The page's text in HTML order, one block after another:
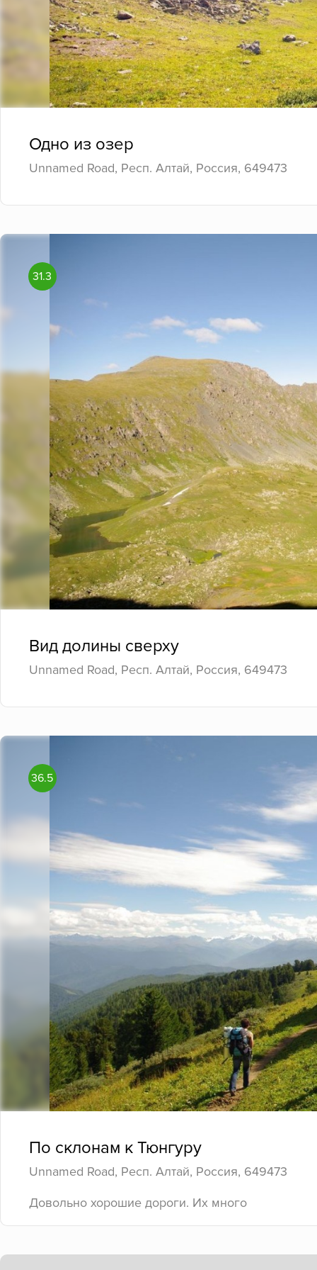
Одно из озер
Unnamed Road, Респ. Алтай, Россия, 649473
31.3
Вид долины сверху
Unnamed Road, Респ. Алтай, Россия, 649473
36.5
По склонам к Тюнгуру
Unnamed Road, Респ. Алтай, Россия, 649473
Довольно хорошие дороги. Их много